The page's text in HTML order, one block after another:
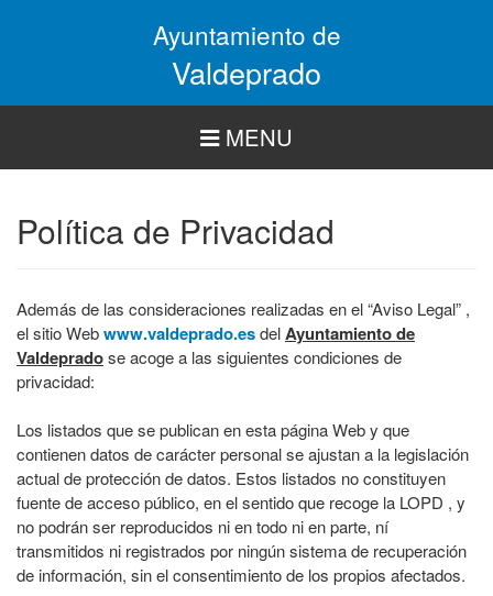
Ayuntamiento de
Valdeprado
MENU
Política de Privacidad
Además de las consideraciones realizadas en el “Aviso Legal” ,
el sitio Webwww.valdeprado.esdelAyuntamiento de
Valdepradose acoge a las siguientes condiciones de
privacidad:
Los listados que se publican en esta página Web y que
contienen datos de carácter personal se ajustan a la legislación
actual de protección de datos. Estos listados no constituyen
fuente de acceso público, en el sentido que recoge la LOPD , y
no podrán ser reproducidos ni en todo ni en parte, ní
transmitidos ni registrados por ningún sistema de recuperación
de información, sin el consentimiento de los propios afectados.